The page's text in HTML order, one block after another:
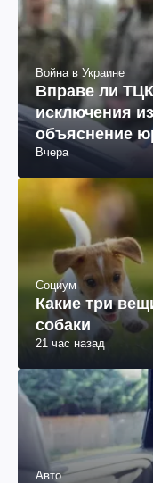
Война в Украине
Вправе ли
исключения
объяснение
Вчера
Социум
Какие три
собаки
21 час назад
Авто